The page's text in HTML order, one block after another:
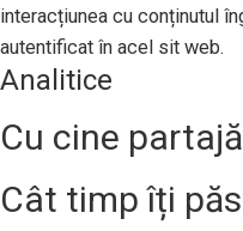
interacțiunea cu conținutul
autentificat în acel sit web.
Analitice
Cu cine
Cât timp îți